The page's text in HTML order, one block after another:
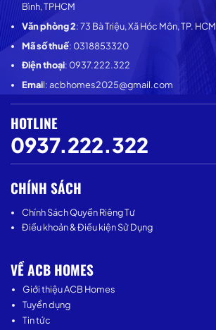
Bình, TPHCM
Văn phòng 2: 73 Bà Triệu, Xã Hóc Môn, TP. HCM
Mã số thuế: 0318853320
Điện thoại: 0937.222.322
Email: acbhomes2025@gmail.com
HOTLINE
0937.222.322
CHÍNH SÁCH
Chính Sách Quyền Riêng Tư
Điều khoản & Điều kiện Sử Dụng
VỀ ACB HOMES
Giới thiệu ACB Homes
Tuyển dụng
Tin tức